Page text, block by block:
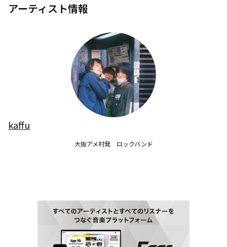
アーティスト情報
kaffu
大阪アメ村発　ロックバンド